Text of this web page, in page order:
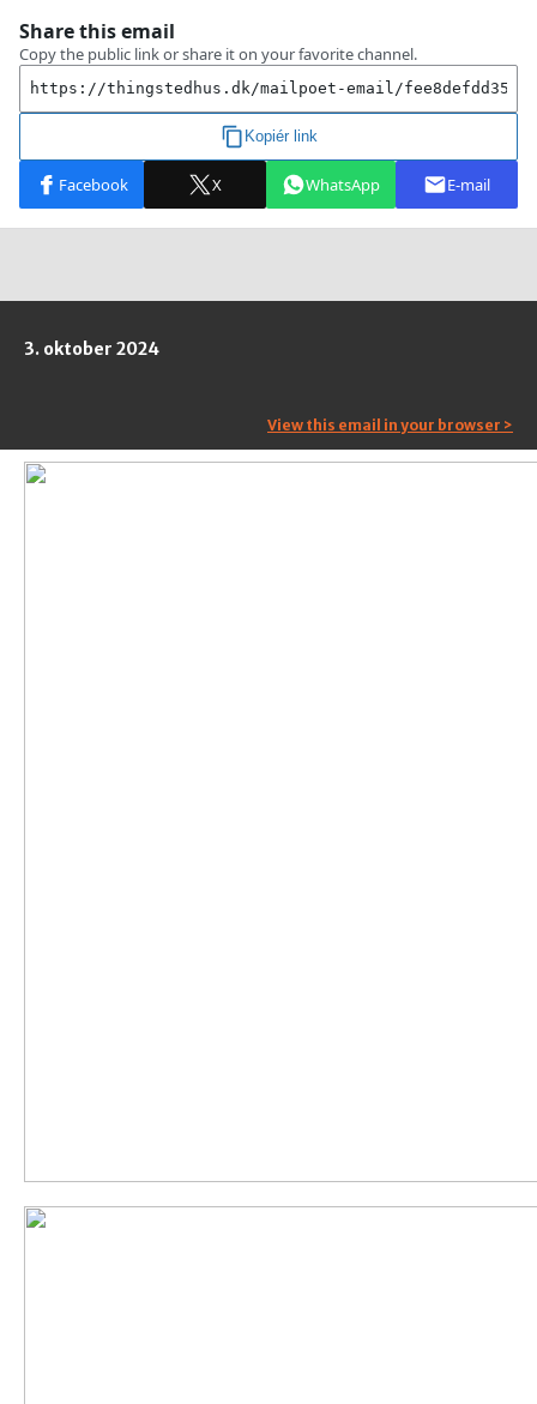
3. oktober 2024
View this email in your browser >